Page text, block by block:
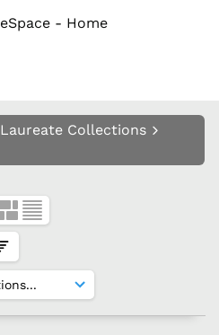
Laureate Collections